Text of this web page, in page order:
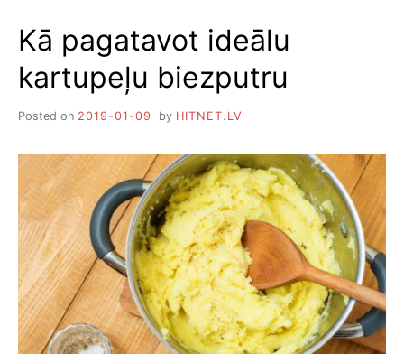
Kā pagatavot ideālu
kartupeļu biezputru
Posted on 2019-01-09 by HITNET.LV